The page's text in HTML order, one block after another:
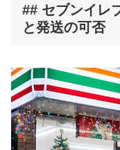
## セブンイレ
と発送の可否